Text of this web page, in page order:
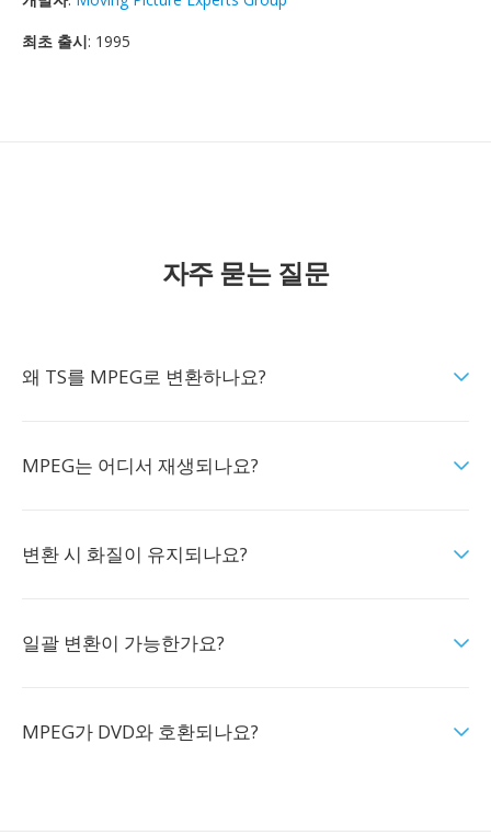
최초 출시: 1995
자주 묻는 질문
왜 TS를 MPEG로 변환하나요?
MPEG는 어디서 재생되나요?
변환 시 화질이 유지되나요?
일괄 변환이 가능한가요?
MPEG가 DVD와 호환되나요?